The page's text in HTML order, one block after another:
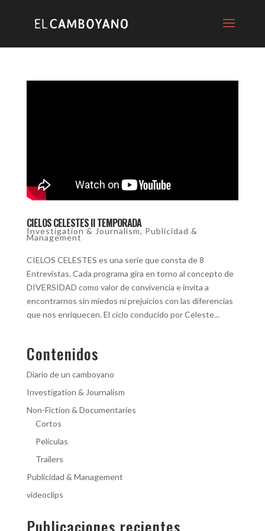
CIELOS CELESTES II TEMPORADA
Investigation & Journalism, Publicidad &
Management
CIELOS CELESTES es una serie que consta de 8
Entrevistas. Cada programa gira en torno al concepto de
DIVERSIDAD como valor de convivencia e invita a
encontrarnos sin miedos ni prejuicios con las diferencias
que nos enriquecen. El ciclo conducido por Celeste...
Contenidos
Diario de un camboyano
Investigation & Journalism
Non-Fiction & Documentaries
Cortos
Películas
Trailers
Publicidad & Management
videoclips